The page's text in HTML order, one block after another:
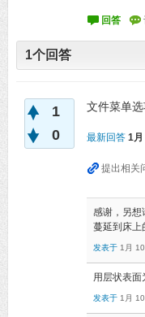
1个回答
1
0
文件菜单
最新回答 1
感谢，另想
蔓延到床上
发表于 1月
用层状表
发表于 1月